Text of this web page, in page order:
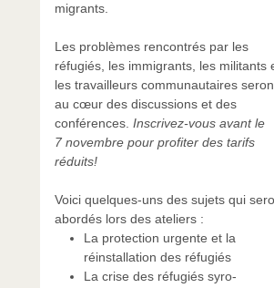
migrants.
Les problèmes rencontrés par les
réfugiés, les immigrants, les militants
les travailleurs communautaires
au cœur des discussions et des
conférences. Inscrivez-vous avant le
7 novembre pour profiter des tarifs
réduits!
Voici quelques-uns des sujets qui
abordés lors des ateliers :
La protection urgente et la
réinstallation des réfugiés
La crise des réfugiés syro-